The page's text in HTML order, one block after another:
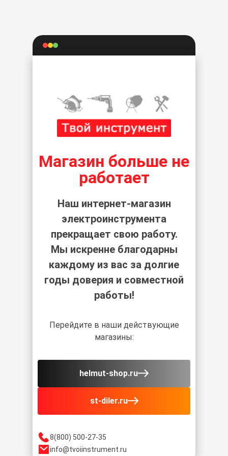
8(800) 500-27-35
info@tvoiinstrument.ru
Магазин больше не
работает
Наш интернет-магазин
электроинструмента
прекращает свою работу.
Мы искренне благодарны
каждому из вас за долгие
годы доверия и совместной
работы!
Перейдите в наши действующие
магазины:
helmut-shop.ru
st-diler.ru